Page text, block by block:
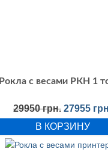
Рокла с весами РКН 1
29950грн.
цена
29950
27955
В КОРЗИНУ